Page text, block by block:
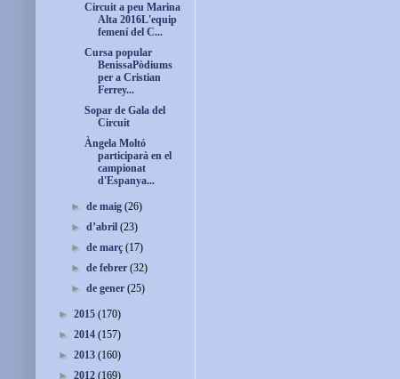
Circuit a peu Marina
Alta 2016L'equip
femení del C...
Cursa popular
BenissaPòdiums
per a Cristian
Ferrey...
Sopar de Gala del
Circuit
Àngela Moltó
participarà en el
campionat
d'Espanya...
►de maig(26)
►d’abril(23)
►de març(17)
►de febrer(32)
►de gener(25)
► 2015 (170)
► 2014 (157)
► 2013 (160)
► 2012 (169)